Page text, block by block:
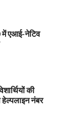
में एआई-नेटिव
की
हेल्पलाइन नंबर